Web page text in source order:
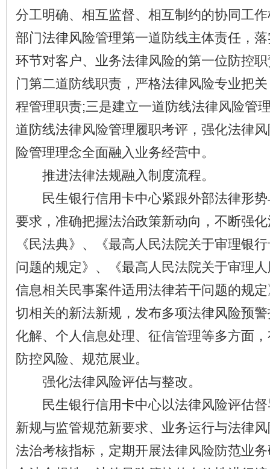
分工明确、相互监督、相互制约的协同工
部门法律风险管理第一道防线主体责任，
环节对客户、业务法律风险的第一位防控
门第二道防线职责，严格法律风险专业把
程管理职责;三是建立一道防线法律风险管
道防线法律风险管理履职考评，强化法律
险管理理念全面融入业务经营中。
推进法律法规融入制度流程。
民生银行信用卡中心紧跟外部法律形势
要求，准确把握法治政策新动向，不断强
《民法典》、《最高人民法院关于审理银
问题的规定》、《最高人民法院关于审理
信息相关民事案件适用法律若干问题的规
切相关的新法新规，发布多项法律风险预
化解、个人信息处理、征信管理等多方面
防控风险、规范展业。
强化法律风险评估与整改。
民生银行信用卡中心以法律风险评估督
新规与监管规范新要求、业务运行与法律
法治考核指标，定期开展法律风险防范业